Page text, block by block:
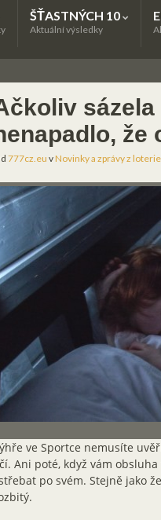
ŠŤASTNÝCH 10
Aktuální výsledky
že
777cz.eu vNovinky a zprávy z loterie
ve Sportce nemusíte
Ani poté, když vám
po svém. Stejně jako